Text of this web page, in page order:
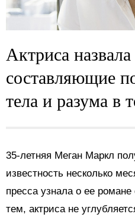
Актриса
составляющие
тела и разума в
35-летняя Меган Маркл
известность несколько
пресса узнала о ее
тем, актриса не